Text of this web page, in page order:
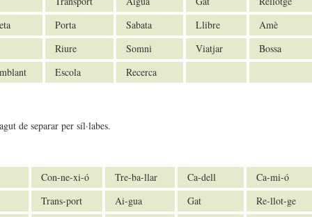
Porta Sabata Llibre
Amè
Riure
Somni Viatjar
Bossa
Escola Recerca
de separar per síl·labes.
Con-ne-xi-ó Tre-ba-llar Ca-dell
Ca-mi-ó
Trans-port
Ai-gua Gat
Re-llot-ge